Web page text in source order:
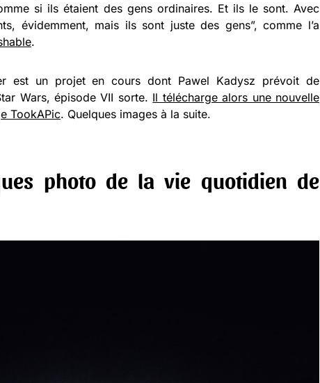
si ils étaient des gens ordinaires. Et ils le sont. Avec
évidemment, mais ils sont juste des gens”, comme l’a
.
est un projet en cours dont Pawel Kadysz prévoit de
Wars, épisode VII sorte. Il télécharge alors une nouvelle
TookAPic. Quelques images à la suite.
photo de la vie quotidien de